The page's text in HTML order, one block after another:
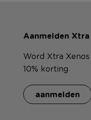
Aanmelden Xtra
Word Xtra
10% korting
aanmelden